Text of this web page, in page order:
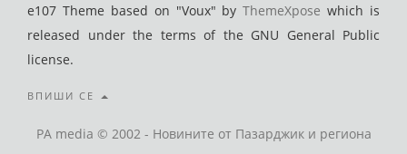
e107 Theme based on "Voux" byThemeXpose which is
released under the terms of the GNU General Public
license.
ВПИШИ СЕ
PA media © 2002 - Новините от Пазарджик и региона